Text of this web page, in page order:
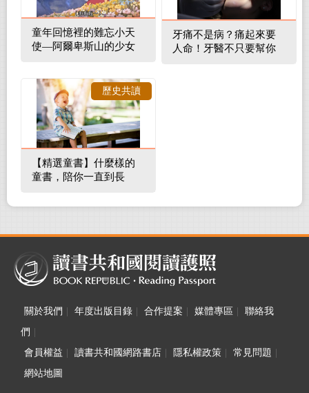
童年回憶裡的難忘小天
使—阿爾卑斯山的少女
牙痛不是病？痛起來要
人命！牙醫不只要幫你
【精選童書】什麼樣的
童書，陪你一直到長
歷史共讀
關於我們 年度出版目錄 合作提案 媒體專區
聯絡我
們
會員權益
讀書共和國網路書店 隱私權政策 常見問題
網站地圖